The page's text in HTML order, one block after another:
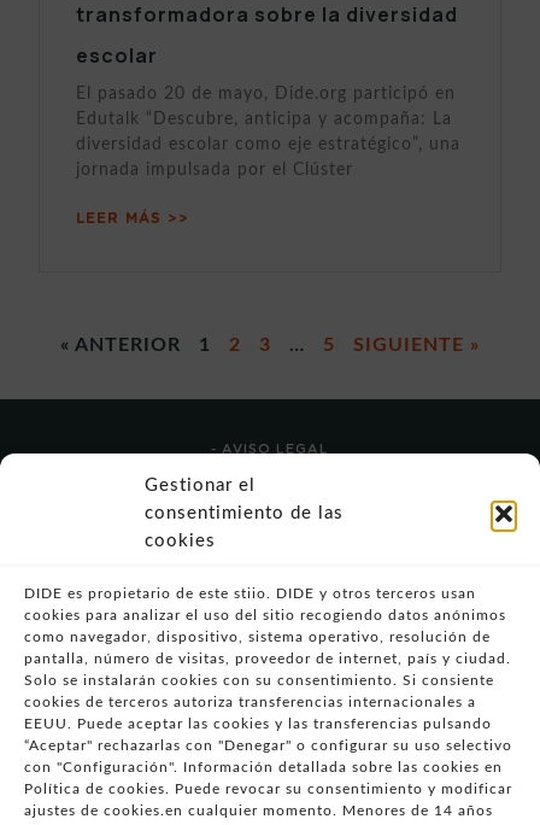
Gestionar el
consentimiento de las
cookies
DIDE es propietario de este stiio. DIDE y otros terceros usan
cookies para analizar el uso del sitio recogiendo datos anónimos
como navegador, dispositivo, sistema operativo, resolución de
pantalla, número de visitas, proveedor de internet, país y ciudad.
Solo se instalarán cookies con su consentimiento. Si consiente
cookies de terceros autoriza transferencias internacionales a
EEUU. Puede aceptar las cookies y las transferencias pulsando
“Aceptar" rechazarlas con "Denegar" o configurar su uso selectivo
con "Configuración". Información detallada sobre las cookies en
Política de cookies. Puede revocar su consentimiento y modificar
ajustes de cookies.en cualquier momento. Menores de 14 años
transformadora sobre la diversidad
escolar
El pasado 20 de mayo, Dide.org participó en
Edutalk “Descubre, anticipa y acompaña: La
diversidad escolar como eje estratégico”, una
jornada impulsada por el Clúster
LEER MÁS >>
« ANTERIOR 1 2 3 … 5 SIGUIENTE »
- AVISO LEGAL
- POLÍTICA DE USO
- POLÍTICA DE PRIVACIDAD
- POLÍTICA DE COOKIES (UE)
VULNERABILIDADES
- CONDICIONES PARTICULARES DE COMPRA
- GUÍA DE COMPRA
- GUÍA DE PRIVACIDAD
- DESISTIMIENTO
- ATENCIÓN AL CLIENTE